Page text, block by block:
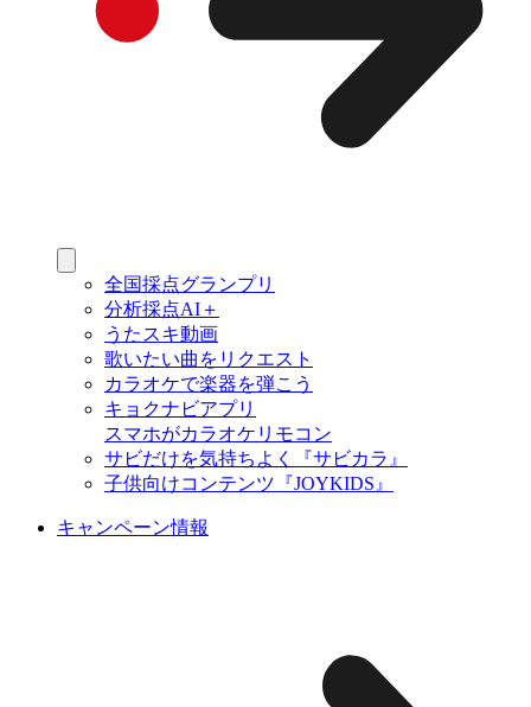
全国採点グランプリ
分析採点AI＋
うたスキ動画
歌いたい曲をリクエスト
カラオケで楽器を弾こう
キョクナビアプリ
スマホがカラオケリモコン
サビだけを気持ちよく『サビカラ』
子供向けコンテンツ『JOYKIDS』
キャンペーン情報